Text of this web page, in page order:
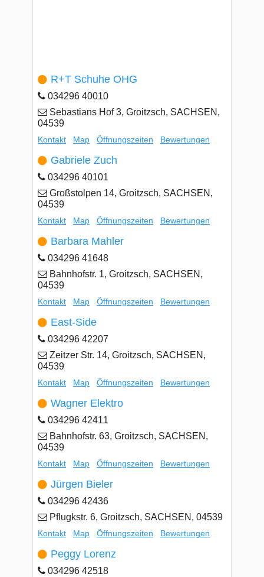
R+T Schuhe OHG
034296 40010
Sebastians Hof 3, Groitzsch, SACHSEN,
04539
Kontakt Map Öffnungszeiten Bewertungen
Gabriele Zuch
034296 40101
Großstolpen 14, Groitzsch, SACHSEN,
04539
Kontakt Map Öffnungszeiten Bewertungen
Barbara Mahler
034296 41648
Bahnhofstr. 1, Groitzsch, SACHSEN,
04539
Kontakt Map Öffnungszeiten Bewertungen
East-Side
034296 42207
Zeitzer Str. 14, Groitzsch, SACHSEN,
04539
Kontakt Map Öffnungszeiten Bewertungen
Wagner Elektro
034296 42411
Bahnhofstr. 63, Groitzsch, SACHSEN,
04539
Kontakt Map Öffnungszeiten Bewertungen
Jürgen Bieler
034296 42436
Pflugkstr. 6, Groitzsch, SACHSEN, 04539
Kontakt Map Öffnungszeiten Bewertungen
Peggy Lorenz
034296 42518